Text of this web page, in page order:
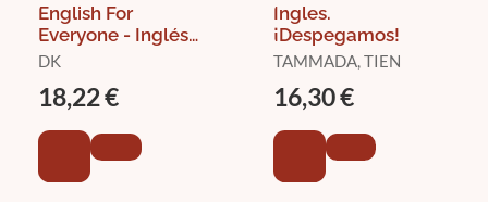
English For
Everyone - Inglés
para el Día a Día
DK
18,22 €
Ingles.
¡Despegamos!
TAMMADA, TIEN
16,30 €